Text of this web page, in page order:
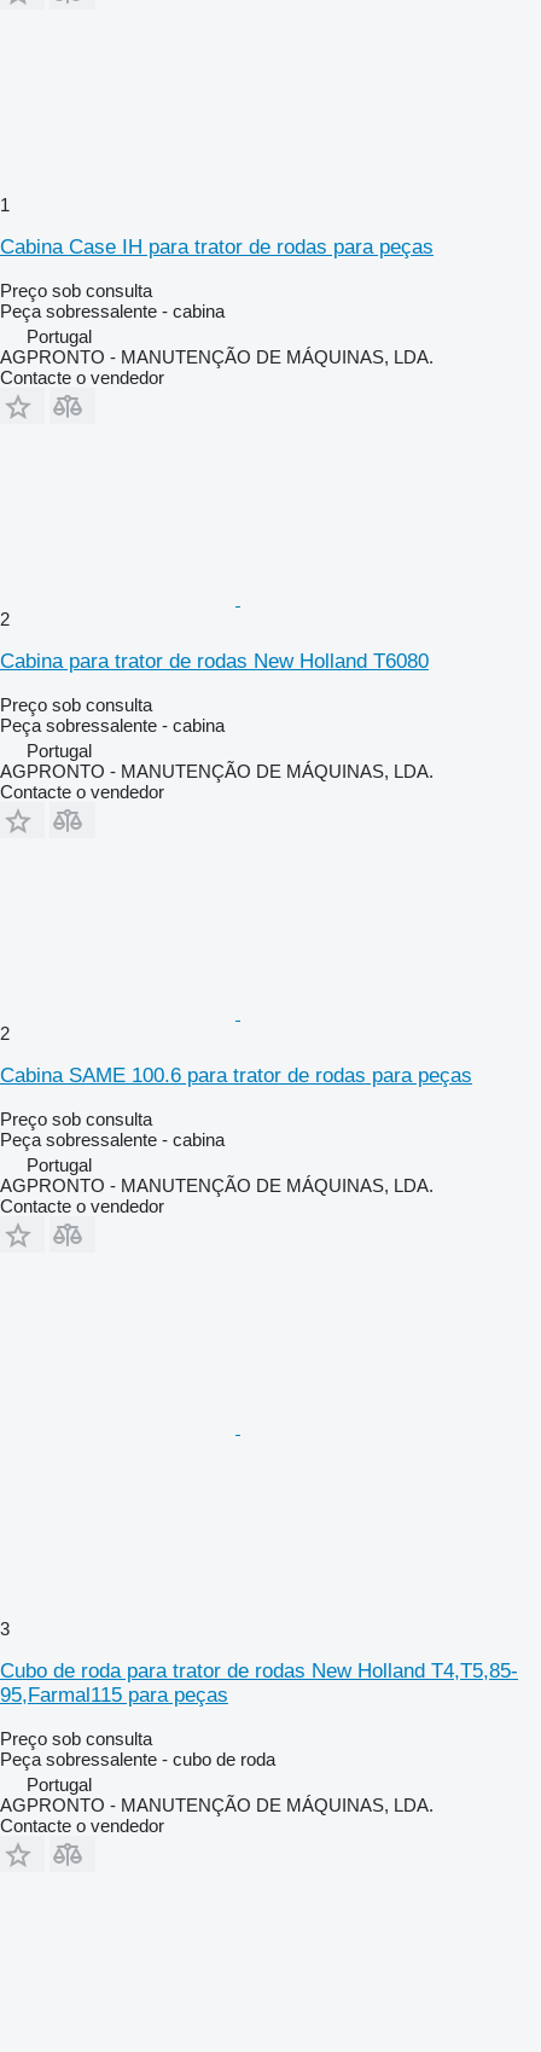
1
Cabina Case IH para trator de rodas para peças
Preço sob consulta
Peça sobressalente - cabina
Portugal
AGPRONTO - MANUTENÇÃO DE MÁQUINAS, LDA.
Contacte o vendedor
2
Cabina para trator de rodas New Holland T6080
Preço sob consulta
Peça sobressalente - cabina
Portugal
AGPRONTO - MANUTENÇÃO DE MÁQUINAS, LDA.
Contacte o vendedor
2
Cabina SAME 100.6 para trator de rodas para peças
Preço sob consulta
Peça sobressalente - cabina
Portugal
AGPRONTO - MANUTENÇÃO DE MÁQUINAS, LDA.
Contacte o vendedor
3
Cubo de roda para trator de rodas New Holland T4,T5,85-
95,Farmal115 para peças
Preço sob consulta
Peça sobressalente - cubo de roda
Portugal
AGPRONTO - MANUTENÇÃO DE MÁQUINAS, LDA.
Contacte o vendedor